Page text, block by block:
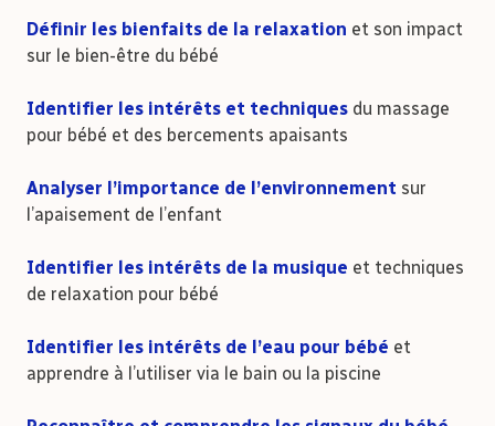
Définir les bienfaits de la relaxation et son impact
sur le bien-être du bébé
Identifier les intérêts et techniques du massage
pour bébé et des bercements apaisants
Analyser l’importance de l’environnement sur
l’apaisement de l’enfant
Identifier les intérêts de la musique et techniques
de relaxation pour bébé
Identifier les intérêts de l’eau pour bébé et
apprendre à l’utiliser via le bain ou la piscine